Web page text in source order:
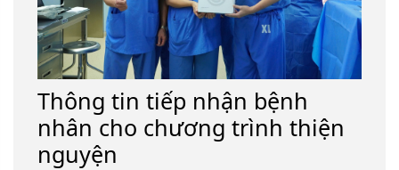
Thông tin tiếp nhận bệnh
nhân cho chương trình thiện
nguyện